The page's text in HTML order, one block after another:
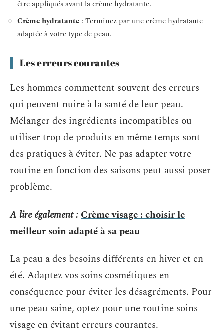
être appliqués avant la crème hydratante.
Crème hydratante : Terminez par une crème hydratante
adaptée à votre type de peau.
Les erreurs courantes
Les hommes commettent souvent des erreurs
qui peuvent nuire à la santé de leur peau.
Mélanger des ingrédients incompatibles ou
utiliser trop de produits en même temps sont
des pratiques à éviter. Ne pas adapter votre
routine en fonction des saisons peut aussi poser
problème.
A lire également :Crème visage : choisir le
meilleur soin adapté à sa peau
La peau a des besoins différents en hiver et en
été. Adaptez vos soins cosmétiques en
conséquence pour éviter les désagréments. Pour
une peau saine, optez pour une routine soins
visage en évitant erreurs courantes.